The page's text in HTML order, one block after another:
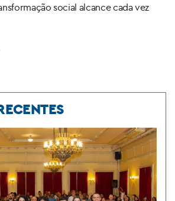
social alcance cada vez